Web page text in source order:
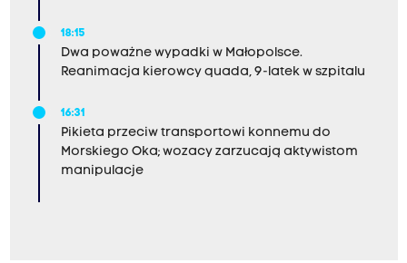
18:15
Dwa poważne wypadki w Małopolsce.
Reanimacja kierowcy quada, 9-latek w szpitalu
16:31
Pikieta przeciw transportowi konnemu do
Morskiego Oka; wozacy zarzucają aktywistom
manipulacje